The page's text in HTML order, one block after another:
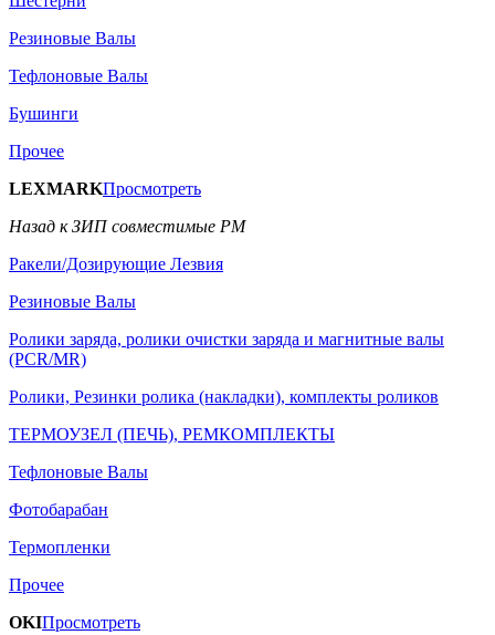
Резиновые Валы
Тефлоновые Валы
Бушинги
Прочее
LEXMARKПросмотреть
Назад к ЗИП совместимые РМ
Ракели/Дозирующие Лезвия
Резиновые Валы
Ролики заряда, ролики очистки заряда и магнитные валы
(PCR/MR)
Ролики, Резинки ролика (накладки), комплекты роликов
ТЕРМОУЗЕЛ (ПЕЧЬ), РЕМКОМПЛЕКТЫ
Тефлоновые Валы
Фотобарабан
Термопленки
Прочее
OKIПросмотреть